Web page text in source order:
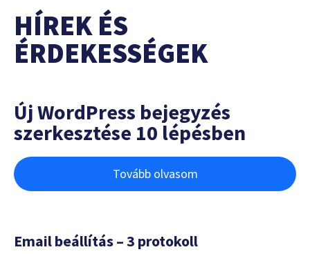
HÍREK ÉS
ÉRDEKESSÉGEK
Új WordPress bejegyzés
szerkesztése 10 lépésben
Tovább olvasom
Email beállítás – 3 protokoll